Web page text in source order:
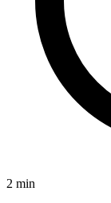
2 min